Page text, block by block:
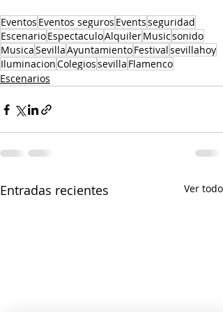
Eventos Eventos seguros Eventsseguridad
EscenarioEspectaculoAlquilerMusicsonido
MusicaSevillaAyuntamientoFestivalsevillahoy
IluminacionColegiossevilla Flamenco
Escenarios
Entradas recientes Ver todo